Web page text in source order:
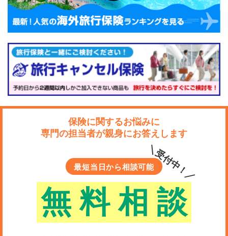
保険に関するお悩みに
専門の担当者が親身にお答えします
最短当日から相談可能
無 料 相 談
＼受付中！／